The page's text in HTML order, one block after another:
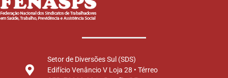
Setor de Diversões Sul (SDS)
Edifício Venâncio V Loja 28 • Térreo